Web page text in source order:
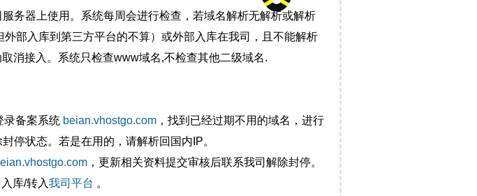
务器上使用。系统每周会进行检查，若域名解析无解析或解析
部入库到第三方平台的不算）或外部入库在我司，且不能解析
消接入。系统只检查www域名,不检查其他二级域名.
录备案系统 beian.vhostgo.com ，找到已经过期不用的域名，进行
停状态。若是在用的，请解析回国内IP。
，更新相关资料提交审核后联系我司解除封停。
库/转入我司平台 。